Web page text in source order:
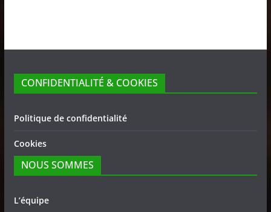
CONFIDENTIALITÉ & COOKIES
Politique de confidentialité
Cookies
NOUS SOMMES
L’équipe